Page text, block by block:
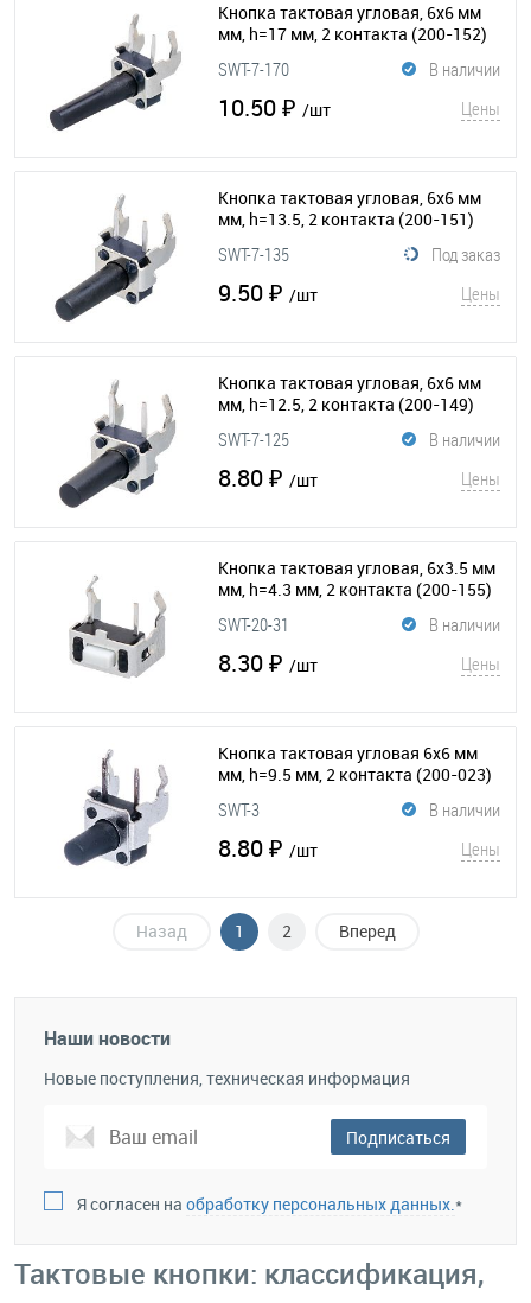
Кнопка тактовая угловая, 6x6 мм
мм, h=17 мм, 2 контакта (200-152)
В наличии
SWT-7-170
10.50 ₽ /шт Цены
Кнопка тактовая угловая, 6x6 мм
мм, h=13.5, 2 контакта (200-151)
Под заказ
SWT-7-135
9.50 ₽ /шт Цены
Кнопка тактовая угловая, 6x6 мм
мм, h=12.5, 2 контакта (200-149)
В наличии
SWT-7-125
8.80 ₽ /шт Цены
Кнопка тактовая угловая, 6x3.5 мм
мм, h=4.3 мм, 2 контакта (200-155)
В наличии
SWT-20-31
8.30 ₽ /шт Цены
Кнопка тактовая угловая 6х6 мм
мм, h=9.5 мм, 2 контакта (200-023)
В наличии
SWT-3
8.80 ₽ /шт Цены
Назад 1 2 Вперед
Наши новости
Новые поступления, техническая информация
Подписаться
Я согласен на обработку персональных данных. *
Тактовые кнопки: классификация,